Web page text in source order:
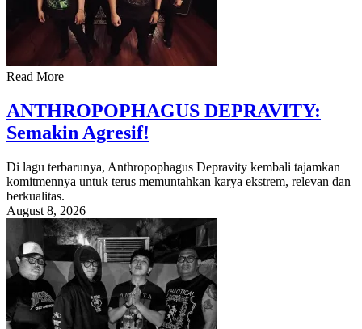
Read More
ANTHROPOPHAGUS DEPRAVITY:
Semakin Agresif!
Di lagu terbarunya, Anthropophagus Depravity kembali tajamkan
komitmennya untuk terus memuntahkan karya ekstrem, relevan dan
berkualitas.
August 8, 2026